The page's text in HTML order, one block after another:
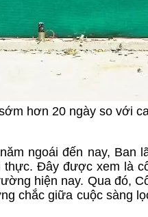
hơn 20 ngày so với
ngoái đến nay, Ban
thực. Đây được xem là
hiện nay. Qua đó,
chắc giữa cuộc sàng